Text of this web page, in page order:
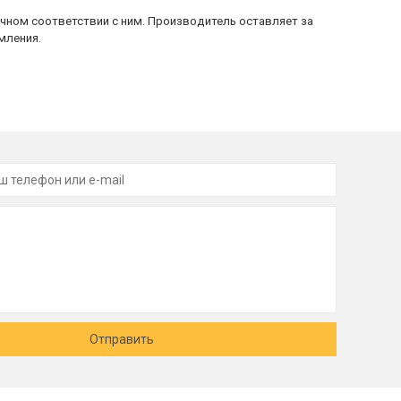
соответствии с ним. Производитель оставляет за
Отправить